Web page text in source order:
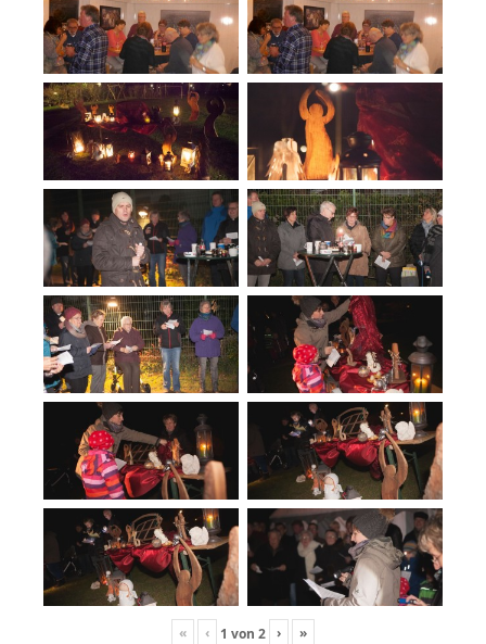
« ‹ 1 von 2 › »